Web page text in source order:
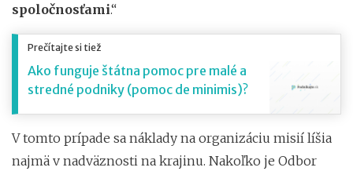
spoločnosťami.“
Prečítajte si tiež
Ako funguje štátna pomoc pre malé a
stredné podniky (pomoc de minimis)?
V tomto prípade sa náklady na organizáciu misií líšia
najmä v nadväznosti na krajinu. Nakoľko je Odbor